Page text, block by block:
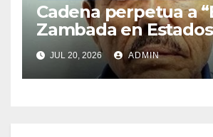
Cadena perpetua a
Zambada en
JUL 20, 2026 ADMIN